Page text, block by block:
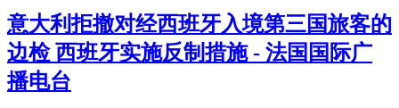
意大利拒撤对经西班牙入境第三国旅客的
边检 西班牙实施反制措施 - 法国国际广
播电台